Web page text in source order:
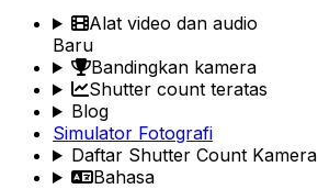
Alat video dan audio
Baru
Bandingkan kamera
Shutter count teratas
Blog
Simulator Fotografi
Daftar Shutter Count Kamera
Bahasa